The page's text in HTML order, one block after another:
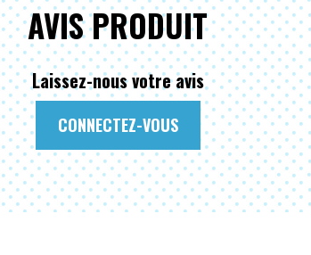
AVIS PRODUIT
Laissez-nous votre avis
CONNECTEZ-VOUS